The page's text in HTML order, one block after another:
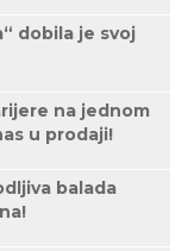
dobila je svoj
na jednom
u prodaji!
balada